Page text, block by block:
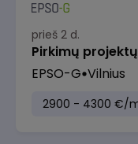
prieš 2 d.
Pirkimų
EPSO-G Vilnius
2900 - 4300 €/